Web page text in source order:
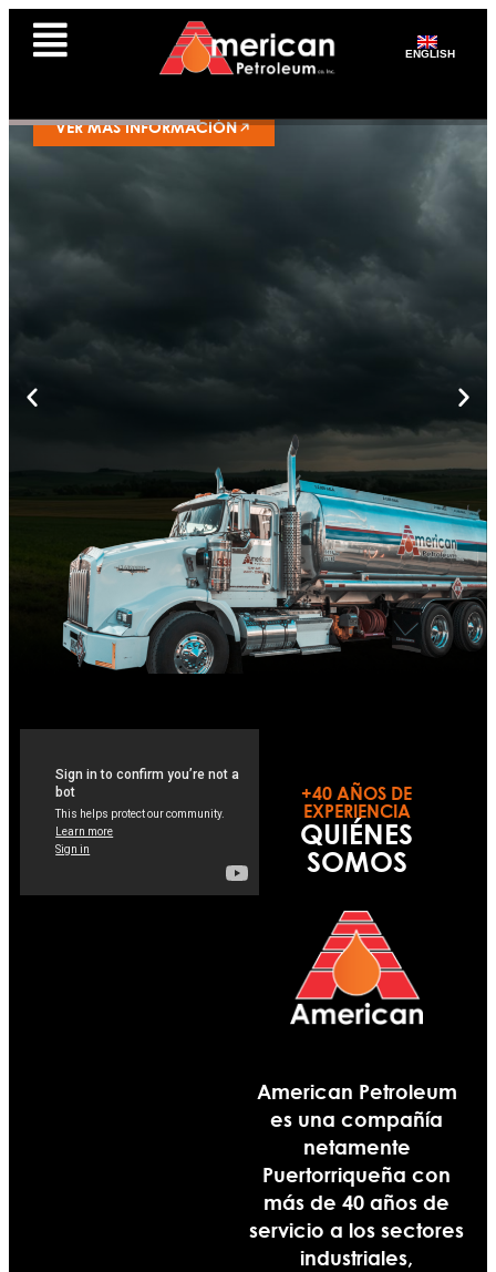
ENGLISH
¡YA
COMENZÓ
LA
TEMPORADA
DE
HURACANES!
TEMPORADA DE
HURACANES!
VER MÁS INFORMACIÓN
+40 AÑOS DE
EXPERIENCIA
QUIÉNES
SOMOS
American Petroleum
es una compañía
netamente
Puertorriqueña con
más de 40 años de
servicio a los sectores
industriales,